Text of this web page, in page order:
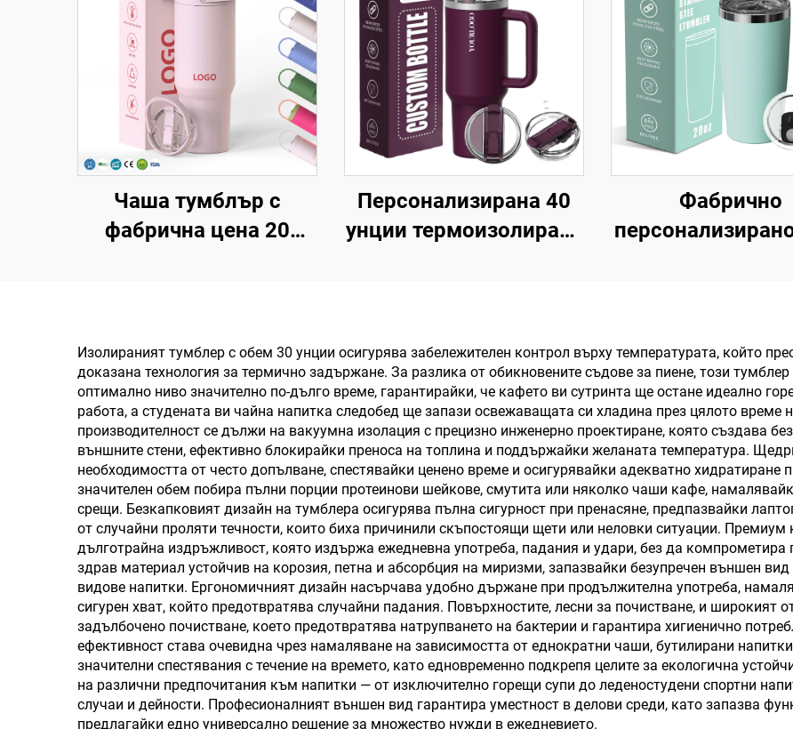
Чаша тумблър с
фабрична цена 20
чаша, многократно
използваема чаша от
неръждаема стомана
за трансфер печат
Персонализирана 40
унции термоизолирана
дръжка, пътуваща
кафе чаша за офис,
комплект за подарък
Фабрично
капак 20oz
неръждаема
термоси
Изолираният тумблер с обем 30 унции осигурява забележителен контрол върху температурата, който
доказана технология за термично задържане. За разлика от обикновените съдове за пиене, този
оптимално ниво значително по-дълго време, гарантирайки, че кафето ви сутринта ще остане идеално
работа, а студената ви чайна напитка следобед ще запази освежаващата си хладина през цялото
производителност се дължи на вакуумна изолация с прецизно инженерно проектиране, която създава
външните стени, ефективно блокирайки преноса на топлина и поддържайки желаната температура.
необходимостта от често допълване, спестявайки ценено време и осигурявайки адекватно хидратиране
значителен обем побира пълни порции протеинови шейкове, смутита или няколко чаши кафе,
срещи. Безкапковият дизайн на тумблера осигурява пълна сигурност при пренасяне, предпазвайки
от случайни проляти течности, които биха причинили скъпостоящи щети или неловки ситуации.
дълготрайна издръжливост, която издържа ежедневна употреба, падания и удари, без да
здрав материал устойчив на корозия, петна и абсорбция на миризми, запазвайки безупречен външен
видове напитки. Ергономичният дизайн насърчава удобно държане при продължителна употреба,
сигурен хват, който предотвратява случайни падания. Повърхностите, лесни за почистване, и широкият
задълбочено почистване, което предотвратява натрупването на бактерии и гарантира хигиенично
ефективност става очевидна чрез намаляване на зависимостта от еднократни чаши, бутилирани
значителни спестявания с течение на времето, като едновременно подкрепя целите за екологична
на различни предпочитания към напитки — от изключително горещи супи до леденостудени спортни
случаи и дейности. Професионалният външен вид гарантира уместност в делови среди, като запазва
предлагайки едно универсално решение за множество нужди в ежедневието.